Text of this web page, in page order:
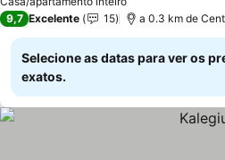
9,7 Excelente 15 a 0.3 km de
Selecione as datas para ver os
exatos.